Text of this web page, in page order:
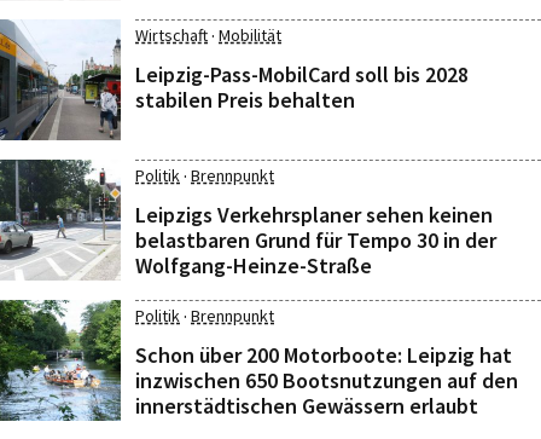
Wirtschaft· Mobilität
Leipzig-Pass-MobilCard soll bis 2028
stabilen Preis behalten
Politik· Brennpunkt
Leipzigs Verkehrsplaner sehen keinen
belastbaren Grund für Tempo 30 in der
Wolfgang-Heinze-Straße
Politik· Brennpunkt
Schon über 200 Motorboote: Leipzig hat
inzwischen 650 Bootsnutzungen auf den
innerstädtischen Gewässern erlaubt